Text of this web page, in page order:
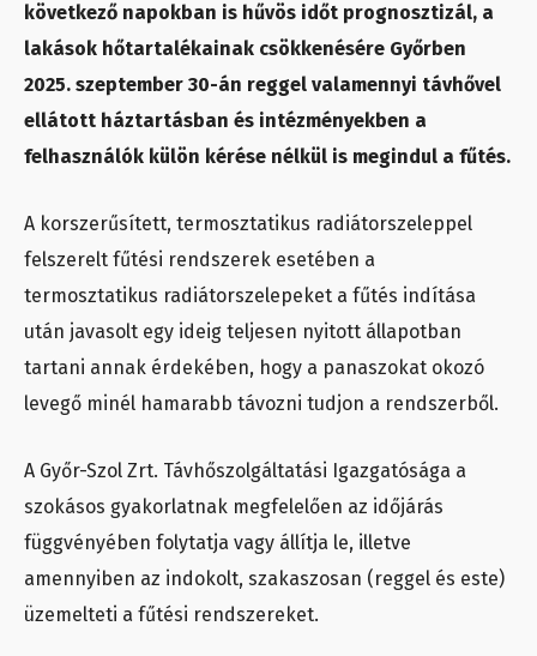
következő napokban is hűvös időt prognosztizál, a
lakások hőtartalékainak csökkenésére Győrben
2025. szeptember 30-án reggel valamennyi távhővel
ellátott háztartásban és intézményekben a
felhasználók külön kérése nélkül is megindul a fűtés.
A korszerűsített, termosztatikus radiátorszeleppel
felszerelt fűtési rendszerek esetében a
termosztatikus radiátorszelepeket a fűtés indítása
után javasolt egy ideig teljesen nyitott állapotban
tartani annak érdekében, hogy a panaszokat okozó
levegő minél hamarabb távozni tudjon a rendszerből.
A Győr-Szol Zrt. Távhőszolgáltatási Igazgatósága a
szokásos gyakorlatnak megfelelően az időjárás
függvényében folytatja vagy állítja le, illetve
amennyiben az indokolt, szakaszosan (reggel és este)
üzemelteti a fűtési rendszereket.